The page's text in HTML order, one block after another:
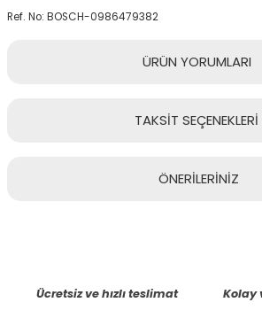
Ref. No: BOSCH-0986479382
ÜRÜN YORUMLARI
TAKSİT SEÇENEKLERİ
ÖNERİLERİNİZ
Ücretsiz ve hızlı teslimat Kolay